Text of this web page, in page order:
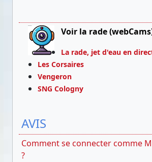
Voir la rade
La rade, jet d'eau en
Les Corsaires
Vengeron
SNG Cologny
AVIS
Comment se connecter comme
?